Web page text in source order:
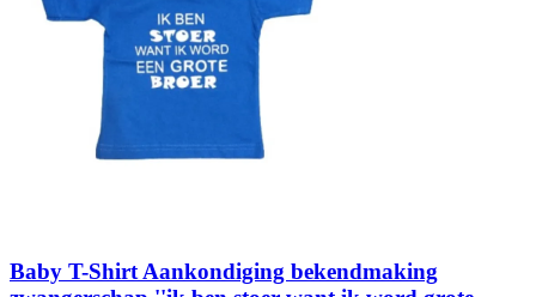
Baby T-Shirt Aankondiging bekendmaking